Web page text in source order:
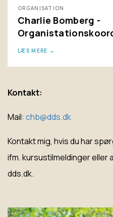
ORGANISATION
Charlie Bomberg -
LÆS MERE
Kontakt:
Mail: chb@dds.dk
Kontakt mig, hvis du har
ifm. kursustilmeldinger eller
dds.dk.